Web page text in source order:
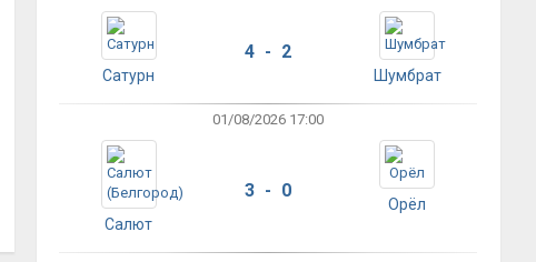
Сатурн
4 - 2
Шумбрат
01/08/2026 17:00
Салют
3 - 0
Орёл